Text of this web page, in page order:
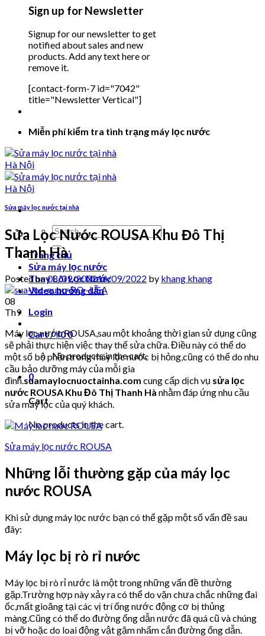
Sign up for Newsletter
Signup for our newsletter to get
notified about sales and new
products. Add any text here or
remove it.
[contact-form-7 id="7042"
title="Newsletter Vertical"]
Miễn phí kiểm tra tình trạng máy lọc nước
Search
for:
Trang chủ
Sửa máy lọc nước
Thay Lõi Lọc Nước
Video hướng dẫn
Login
Cart /₫00
No products in the cart.
0
Cart
No products in the cart.
Sửa máy lọc nước tại nhà
Sửa Lọc Nước ROUSA Khu Đô Thị
Thanh Hà
Posted on08/09/202216/09/2022 by khang khang
08
Th9
Máy lọc nước ROUSA,sau một khoảng thời gian sử dụng cũng
sẽ phải thực hiện việc thay thế sửa chữa. Điều này có thể do
một số bộ phận trong máy lọc nước bị hỏng,cũng có thể do nhu
cầu bảo dưỡng máy của mỗi gia
đình.suamaylocnuoctainha.com cung cấp dịch vụ sửa lọc
nước ROUSA Khu Đô Thị Thanh Hà nhằm đáp ứng nhu cầu
sửa máy lọc của quý khách.
Sửa máy lọc nước ROUSA
Những lỗi thường gặp của máy lọc
nước ROUSA
Khi sử dụng máy lọc nước bạn có thể gặp một số vấn đề sau
đây:
Máy lọc bị rò rỉ nước
Máy lọc bị rò rỉ nước là một trong những vấn đề thường
gặp.Trường hợp này xảy ra có thể do vặn chưa chắc những đai
ốc,mất gioăng tại các vị trí ống nước động cơ bị thủng
màng.Cũng có thể do đường ống dẫn nước đã quá cũ và chúng
bị vỡ hoặc do loai động vật gặm nhấm cắn đường ống dẫn.